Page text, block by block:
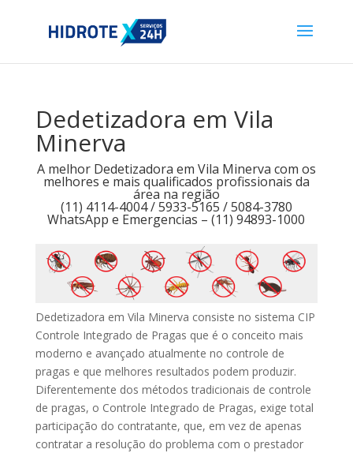
Dedetizadora em Vila
Minerva
A melhor Dedetizadora em Vila Minerva com os
melhores e mais qualificados profissionais da
área na região
(11) 4114-4004 / 5933-5165 / 5084-3780
WhatsApp e Emergencias – (11) 94893-1000
Dedetizadora em Vila Minerva consiste no sistema CIP
Controle Integrado de Pragas que é o conceito mais
moderno e avançado atualmente no controle de
pragas e que melhores resultados podem produzir.
Diferentemente dos métodos tradicionais de controle
de pragas, o Controle Integrado de Pragas, exige total
participação do contratante, que, em vez de apenas
contratar a resolução do problema com o prestador